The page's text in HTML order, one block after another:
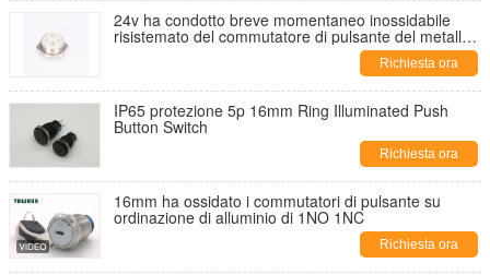
24v ha condotto breve momentaneo inossidabile
risistemato del commutatore di pulsante del metallo
Richiesta ora
IP65 protezione 5p 16mm Ring Illuminated Push
Button Switch
Richiesta ora
16mm ha ossidato i commutatori di pulsante su
ordinazione di alluminio di 1NO 1NC
Richiesta ora